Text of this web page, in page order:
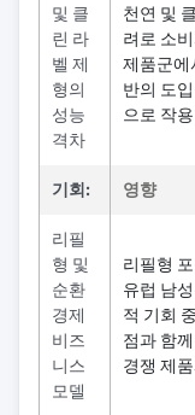
및 클
린 라
벨 제
형의
성능
격차
천연 및
려로 소
제품군에
반의 도
으로 작
기회: 영향
리필
형 및
순환
경제
비즈
니스
모델
리필형
유럽 남
적 기회
점과 함
경쟁 제